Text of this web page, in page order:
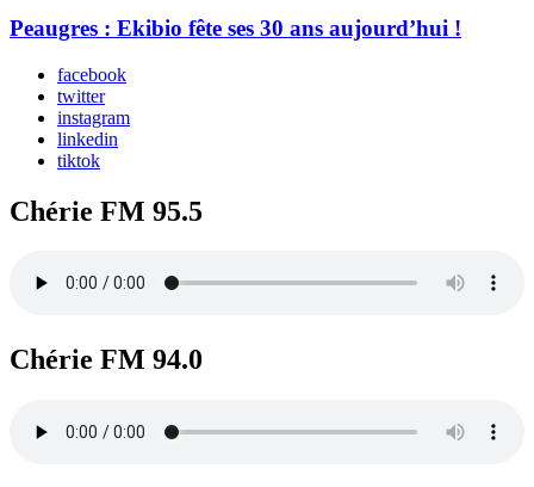
Peaugres : Ekibio fête ses 30 ans aujourd’hui !
facebook
twitter
instagram
linkedin
tiktok
Chérie FM 95.5
Chérie FM 94.0